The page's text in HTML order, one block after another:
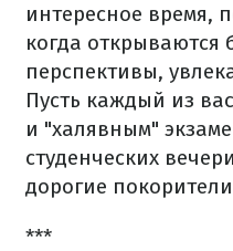
интересное время,
когда открываются
перспективы,
Пусть каждый из
и "халявным"
студенческих
дорогие
***